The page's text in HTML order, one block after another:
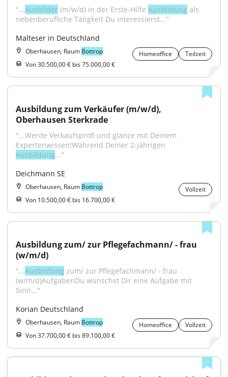
"...Ausbilder (m/w/d) in der Erste-Hilfe Ausbildung als
nebenberufliche Tätigkeit Du interessierst..."
Malteser in Deutschland
Oberhausen, Raum Bottrop Homeoffice
Teilzeit
Von 30.500,00 € bis 75.000,00 €
Ausbildung zum Verkäufer (m/w/d),
Oberhausen Sterkrade
"...Werde Verkaufsprofi und glänze mit Deinem
Ausbildung..."
Deichmann SE
Oberhausen, Raum Bottrop
Vollzeit
Von 10.500,00 € bis 16.700,00 €
Ausbildung zum/ zur Pflegefachmann/ - frau
(w/m/d)
"...Ausbildung zum/ zur Pflegefachmann/ - frau
(w/m/d)AufgabenDu wünschst Dir eine Aufgabe mit
Sinn..."
Korian Deutschland
Oberhausen, Raum Bottrop Homeoffice
Vollzeit
Von 37.700,00 € bis 89.100,00 €